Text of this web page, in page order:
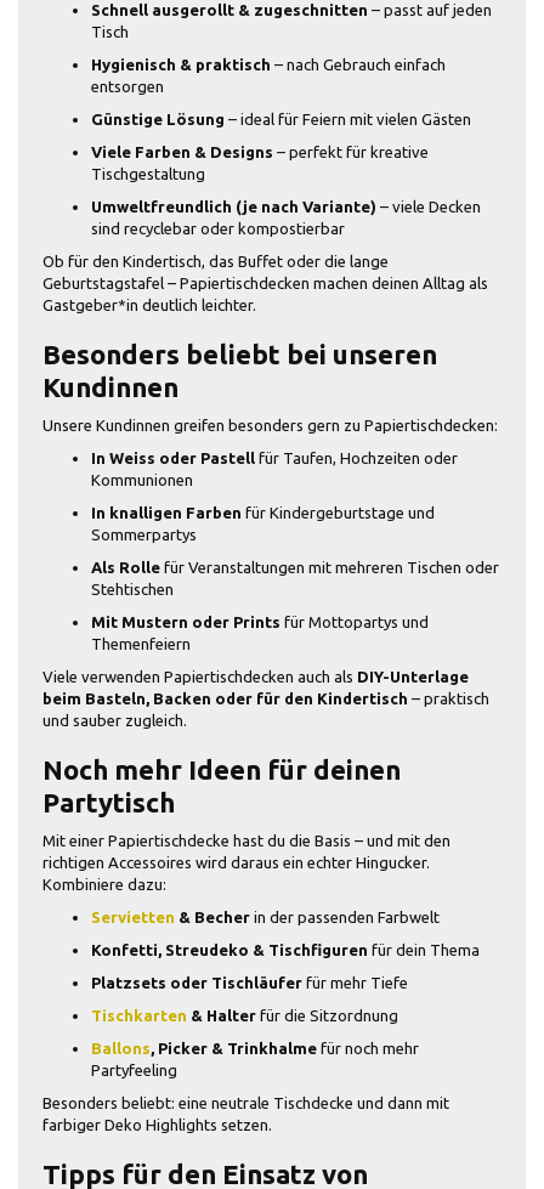
Schnell ausgerollt & zugeschnitten – passt auf jeden
Tisch
Hygienisch & praktisch – nach Gebrauch einfach
entsorgen
Günstige Lösung – ideal für Feiern mit vielen Gästen
Viele Farben & Designs – perfekt für kreative
Tischgestaltung
Umweltfreundlich (je nach Variante) – viele Decken
sind recyclebar oder kompostierbar
Ob für den Kindertisch, das Buffet oder die lange
Geburtstagstafel – Papiertischdecken machen deinen Alltag als
Gastgeber*in deutlich leichter.
Besonders beliebt bei unseren
Kundinnen
Unsere Kundinnen greifen besonders gern zu Papiertischdecken:
In Weiss oder Pastell für Taufen, Hochzeiten oder
Kommunionen
In knalligen Farben für Kindergeburtstage und
Sommerpartys
Als Rolle für Veranstaltungen mit mehreren Tischen oder
Stehtischen
Mit Mustern oder Prints für Mottopartys und
Themenfeiern
Viele verwenden Papiertischdecken auch als DIY-Unterlage
beim Basteln, Backen oder für den Kindertisch – praktisch
und sauber zugleich.
Noch mehr Ideen für deinen
Partytisch
Mit einer Papiertischdecke hast du die Basis – und mit den
richtigen Accessoires wird daraus ein echter Hingucker.
Kombiniere dazu:
Servietten & Becher in der passenden Farbwelt
Konfetti, Streudeko & Tischfiguren für dein Thema
Platzsets oder Tischläufer für mehr Tiefe
Tischkarten & Halter für die Sitzordnung
Ballons, Picker & Trinkhalme für noch mehr
Partyfeeling
Besonders beliebt: eine neutrale Tischdecke und dann mit
farbiger Deko Highlights setzen.
Tipps für den Einsatz von